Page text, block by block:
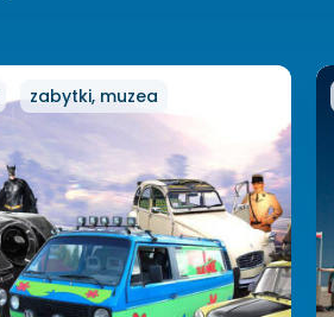
zabytki, muzea